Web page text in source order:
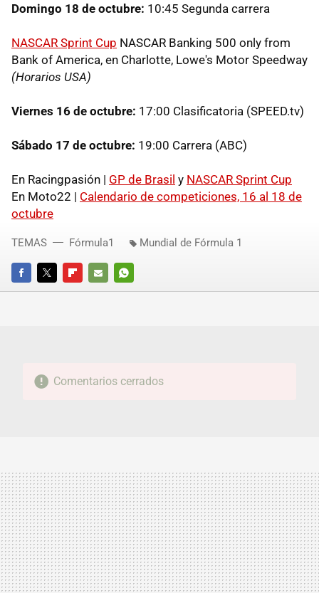
Domingo 18 de octubre: 10:45 Segunda carrera
NASCAR Sprint Cup NASCAR Banking 500 only from
Bank of America, en Charlotte, Lowe's Motor Speedway
(Horarios USA)
Viernes 16 de octubre: 17:00 Clasificatoria (SPEED.tv)
Sábado 17 de octubre: 19:00 Carrera (ABC)
En Racingpasión | GP de Brasil y NASCAR Sprint Cup
En Moto22 | Calendario de competiciones, 16 al 18 de
octubre
FACEBOOKTWITTERFLIPBOARD
E-
WHATSAPP
TEMAS Fórmula1 Mundial de Fórmula 1
Comentarios cerrados